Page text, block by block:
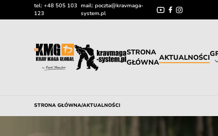
tel: +48 505 103
123
mail: poczta@kravmaga-
system.pl
STRONA
GŁÓWNA
AKTUALNOŚCI
STRONA GŁÓWNA/AKTUALNOŚCI